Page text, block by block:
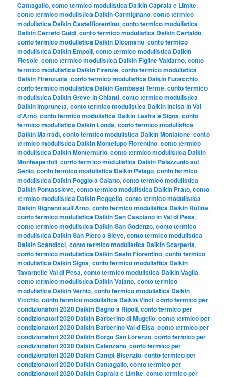
Cantagallo,conto termico modulistica Daikin Capraia e Limite,
conto termico modulistica Daikin Carmignano,conto termico
modulistica Daikin Castelfiorentino,conto termico modulistica
Daikin Cerreto Guidi,conto termico modulistica Daikin Certaldo,
conto termico modulistica Daikin Dicomano,conto termico
modulistica Daikin Empoli,conto termico modulistica Daikin
Fiesole,conto termico modulistica Daikin Figline Valdarno,conto
termico modulistica Daikin Firenze,conto termico modulistica
Daikin Firenzuola,conto termico modulistica Daikin Fucecchio,
conto termico modulistica Daikin Gambassi Terme,conto termico
modulistica Daikin Greve in Chianti,conto termico modulistica
Daikin Impruneta,conto termico modulistica Daikin Incisa in Val
d'Arno,conto termico modulistica Daikin Lastra a Signa,conto
termico modulistica Daikin Londa,conto termico modulistica
Daikin Marradi,conto termico modulistica Daikin Montaione,conto
termico modulistica Daikin Montelupo Fiorentino,conto termico
modulistica Daikin Montemurlo,conto termico modulistica Daikin
Montespertoli,conto termico modulistica Daikin Palazzuolo sul
Senio,conto termico modulistica Daikin Pelago,conto termico
modulistica Daikin Poggio a Caiano,conto termico modulistica
Daikin Pontassieve,conto termico modulistica Daikin Prato,conto
termico modulistica Daikin Reggello,conto termico modulistica
Daikin Rignano sull'Arno,conto termico modulistica Daikin Rufina,
conto termico modulistica Daikin San Casciano in Val di Pesa,
conto termico modulistica Daikin San Godenzo,conto termico
modulistica Daikin San Piero a Sieve,conto termico modulistica
Daikin Scandicci,conto termico modulistica Daikin Scarperia,
conto termico modulistica Daikin Sesto Fiorentino,conto termico
modulistica Daikin Signa,conto termico modulistica Daikin
Tavarnelle Val di Pesa,conto termico modulistica Daikin Vaglia,
conto termico modulistica Daikin Vaiano,conto termico
modulistica Daikin Vernio,conto termico modulistica Daikin
Vicchio,conto termico modulistica Daikin Vinci,conto termico per
condizionatori 2020 Daikin Bagno a Ripoli,conto termico per
condizionatori 2020 Daikin Barberino di Mugello,conto termico per
condizionatori 2020 Daikin Barberino Val d'Elsa,conto termico per
condizionatori 2020 Daikin Borgo San Lorenzo,conto termico per
condizionatori 2020 Daikin Calenzano,conto termico per
condizionatori 2020 Daikin Campi Bisenzio,conto termico per
condizionatori 2020 Daikin Cantagallo,conto termico per
condizionatori 2020 Daikin Capraia e Limite,conto termico per